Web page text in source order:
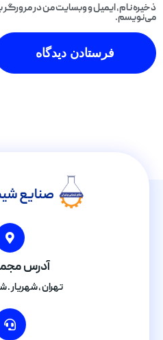
ذخیره نام، ایمیل و وبسایت من در مرورگر
می‌نویسم.
صنایع
آدرس
تهران , شهریار .